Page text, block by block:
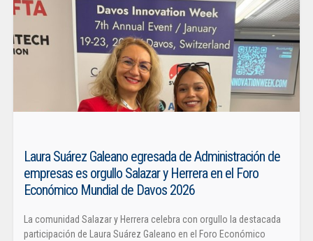
Laura Suárez Galeano egresada de Administración de
empresas es orgullo Salazar y Herrera en el Foro
Económico Mundial de Davos 2026
La comunidad Salazar y Herrera celebra con orgullo la destacada
participación de Laura Suárez Galeano en el Foro Económico